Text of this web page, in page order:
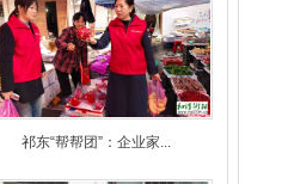
祁东“帮帮团”：企业家...